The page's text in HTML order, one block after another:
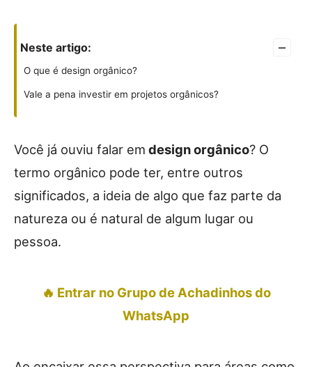
Neste artigo: –
O que é design orgânico?
Vale a pena investir em projetos orgânicos?
Você já ouviu falar em design orgânico? O
termo orgânico pode ter, entre outros
significados, a ideia de algo que faz parte da
natureza ou é natural de algum lugar ou
pessoa.
🔥 Entrar no Grupo de Achadinhos do
WhatsApp